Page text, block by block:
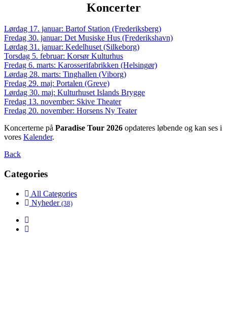
Koncerter
Lørdag 17. januar: Bartof Station (Frederiksberg)
Fredag 30. januar: Det Musiske Hus (Frederikshavn)
Lørdag 31. januar: Kedelhuset (Silkeborg)
Torsdag 5. februar: Korsør Kulturhus
Fredag 6. marts: Karosserifabrikken (Helsingør)
Lørdag 28. marts: Tinghallen (Viborg)
Fredag 29. maj: Portalen (Greve)
Lørdag 30. maj: Kulturhuset Islands Brygge
Fredag 13. november: Skive Theater
Fredag 20. november: Horsens Ny Teater
Koncerterne på Paradise Tour 2026 opdateres løbende og kan ses i
vores Kalender.
Back
Categories
All Categories
Nyheder (38)